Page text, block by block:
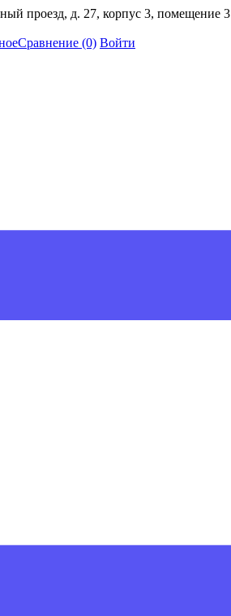
проезд, д. 27, корпус 3, помещение 3
Сравнение (0) Войти